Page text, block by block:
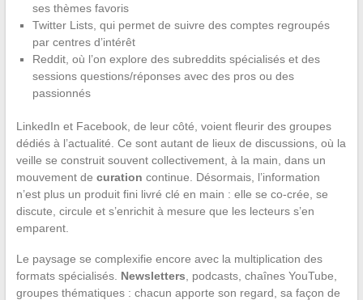
ses thèmes favoris
Twitter Lists, qui permet de suivre des comptes regroupés
par centres d’intérêt
Reddit, où l’on explore des subreddits spécialisés et des
sessions questions/réponses avec des pros ou des
passionnés
LinkedIn et Facebook, de leur côté, voient fleurir des groupes
dédiés à l’actualité. Ce sont autant de lieux de discussions, où la
veille se construit souvent collectivement, à la main, dans un
mouvement de curation continue. Désormais, l’information
n’est plus un produit fini livré clé en main : elle se co-crée, se
discute, circule et s’enrichit à mesure que les lecteurs s’en
emparent.
Le paysage se complexifie encore avec la multiplication des
formats spécialisés. Newsletters , podcasts, chaînes YouTube,
groupes thématiques : chacun apporte son regard, sa façon de